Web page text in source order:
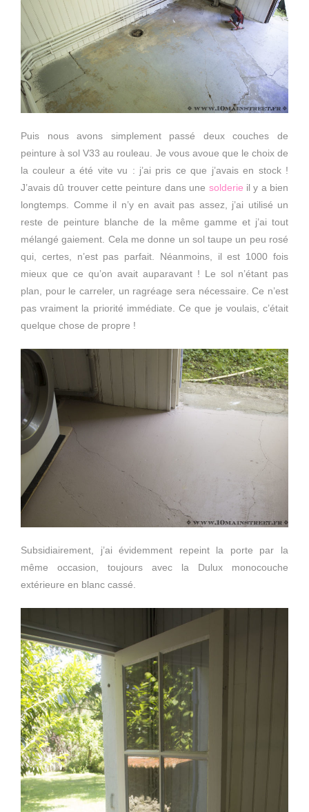
Puis nous avons simplement passé deux couches de
peinture à sol V33 au rouleau. Je vous avoue que le choix de
la couleur a été vite vu : j’ai pris ce que j’avais en stock !
J’avais dû trouver cette peinture dans une solderie il y a bien
longtemps. Comme il n’y en avait pas assez, j’ai utilisé un
reste de peinture blanche de la même gamme et j’ai tout
mélangé gaiement. Cela me donne un sol taupe un peu rosé
qui, certes, n’est pas parfait. Néanmoins, il est 1000 fois
mieux que ce qu’on avait auparavant ! Le sol n’étant pas
plan, pour le carreler, un ragréage sera nécessaire. Ce n’est
pas vraiment la priorité immédiate. Ce que je voulais, c’était
quelque chose de propre !
Subsidiairement, j’ai évidemment repeint la porte par la
même occasion, toujours avec la Dulux monocouche
extérieure en blanc cassé.